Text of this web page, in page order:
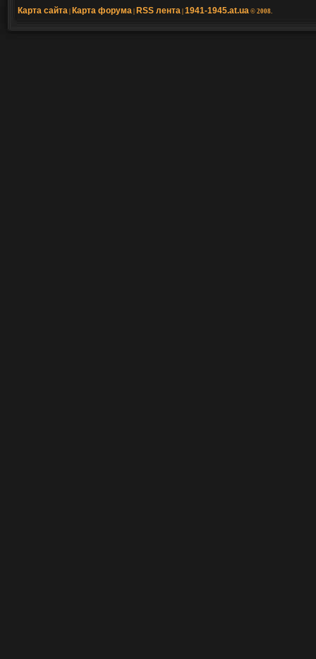
Карта сайта Карта форума RSS лента 1941-1945.at.ua © 2008.